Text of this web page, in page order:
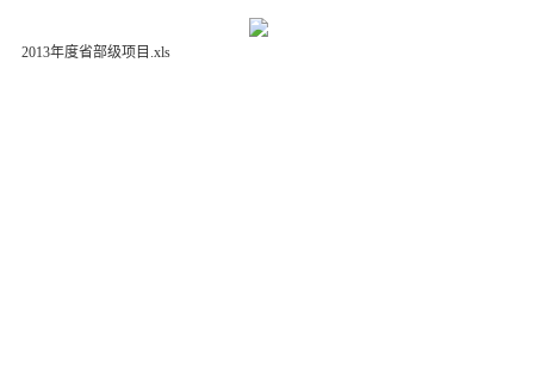
2013年度省部级项目.xls